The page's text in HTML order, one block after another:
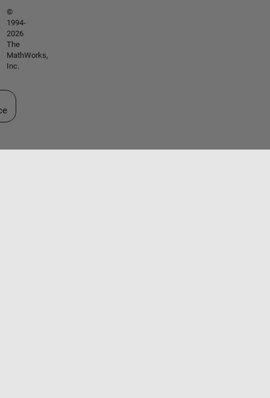
©
1994-
2026
The
MathWorks,
Inc.
un site web